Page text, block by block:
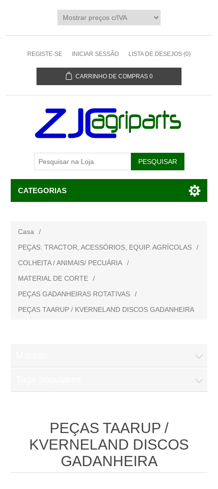
REGISTE-SE INICIAR SESSÃO LISTA DE DESEJOS (0)
CARRINHO DE COMPRAS 0
CATEGORIAS
Casa
/
PEÇAS: TRACTOR, ACESSÓRIOS, EQUIP. AGRÍCOLAS
/
COLHEITA / ANIMAIS/ PECUÁRIA
/
MATERIAL DE CORTE
/
PEÇAS GADANHEIRAS ROTATIVAS
/
PEÇAS TAARUP / KVERNELAND DISCOS GADANHEIRA
PEÇAS TAARUP /
KVERNELAND DISCOS
GADANHEIRA